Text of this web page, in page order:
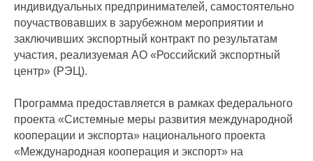
индивидуальных предпринимателей, самостоятельно
поучаствовавших в зарубежном мероприятии и
заключивших экспортный контракт по результатам
участия, реализуемая АО «Российский экспортный
центр» (РЭЦ).
Программа предоставляется в рамках федерального
проекта «Системные меры развития международной
кооперации и экспорта» национального проекта
«Международная кооперация и экспорт» на